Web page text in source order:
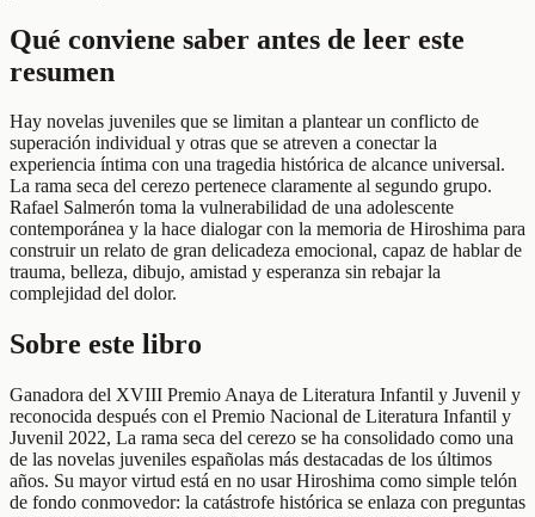
Qué conviene saber antes de leer este
resumen
Hay novelas juveniles que se limitan a plantear un conflicto de
superación individual y otras que se atreven a conectar la
experiencia íntima con una tragedia histórica de alcance universal.
La rama seca del cerezo pertenece claramente al segundo grupo.
Rafael Salmerón toma la vulnerabilidad de una adolescente
contemporánea y la hace dialogar con la memoria de Hiroshima para
construir un relato de gran delicadeza emocional, capaz de hablar de
trauma, belleza, dibujo, amistad y esperanza sin rebajar la
complejidad del dolor.
Sobre este libro
Ganadora del XVIII Premio Anaya de Literatura Infantil y Juvenil y
reconocida después con el Premio Nacional de Literatura Infantil y
Juvenil 2022, La rama seca del cerezo se ha consolidado como una
de las novelas juveniles españolas más destacadas de los últimos
años. Su mayor virtud está en no usar Hiroshima como simple telón
de fondo conmovedor: la catástrofe histórica se enlaza con preguntas